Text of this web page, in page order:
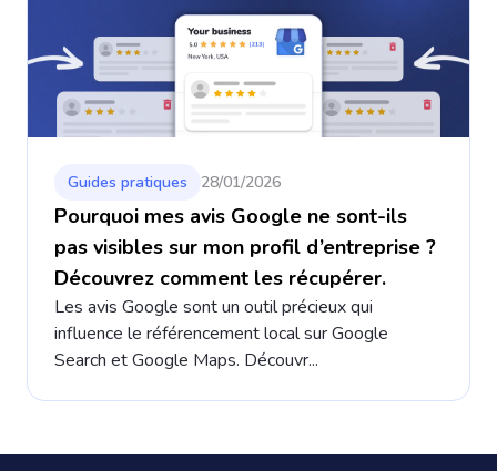
Guides pratiques 28/01/2026
Pourquoi mes avis Google ne sont-ils
pas visibles sur mon profil d’entreprise ?
Découvrez comment les récupérer.
Les avis Google sont un outil précieux qui
influence le référencement local sur Google
Search et Google Maps. Découvr...